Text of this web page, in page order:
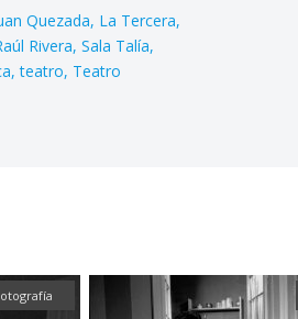
Quezada La Tercera
Rivera Sala Talía
teatro Teatro